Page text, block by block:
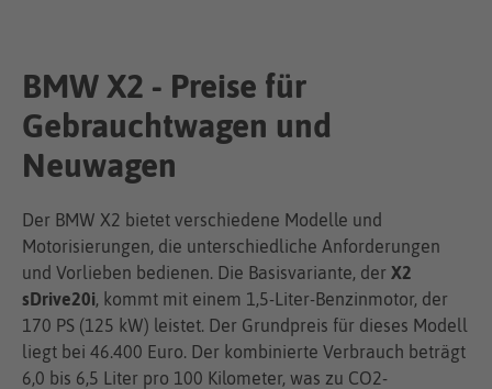
BMW X2 - Preise für
Gebrauchtwagen und
Neuwagen
Der BMW X2 bietet verschiedene Modelle und
Motorisierungen, die unterschiedliche Anforderungen
und Vorlieben bedienen. Die Basisvariante, der X2
sDrive20i, kommt mit einem 1,5-Liter-Benzinmotor, der
170 PS (125 kW) leistet. Der Grundpreis für dieses Modell
liegt bei 46.400 Euro. Der kombinierte Verbrauch beträgt
6,0 bis 6,5 Liter pro 100 Kilometer, was zu CO2-